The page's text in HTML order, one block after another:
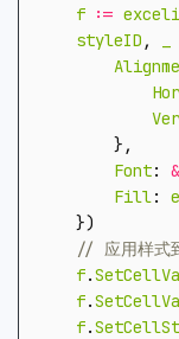
f :=
styleID ,
},
Font: &
Fill:
})
f.
f.
f.